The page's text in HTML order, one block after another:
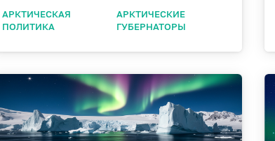
АРКТИЧЕСКАЯ
ПОЛИТИКА
АРКТИЧЕСКИЕ
ГУБЕРНАТОРЫ